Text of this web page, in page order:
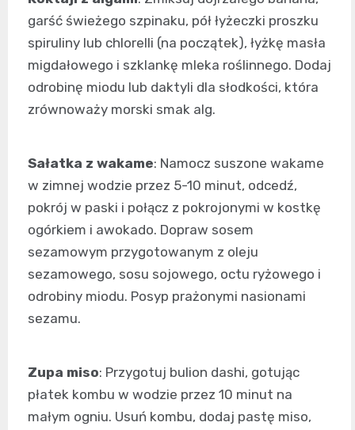
garść świeżego szpinaku, pół łyżeczki proszku
spiruliny lub chlorelli (na początek), łyżkę masła
migdałowego i szklankę mleka roślinnego. Dodaj
odrobinę miodu lub daktyli dla słodkości, która
zrównoważy morski smak alg.
Sałatka z wakame: Namocz suszone wakame
w zimnej wodzie przez 5-10 minut, odcedź,
pokrój w paski i połącz z pokrojonymi w kostkę
ogórkiem i awokado. Dopraw sosem
sezamowym przygotowanym z oleju
sezamowego, sosu sojowego, octu ryżowego i
odrobiny miodu. Posyp prażonymi nasionami
sezamu.
Zupa miso: Przygotuj bulion dashi, gotując
płatek kombu w wodzie przez 10 minut na
małym ogniu. Usuń kombu, dodaj pastę miso,